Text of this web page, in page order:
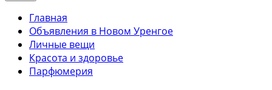
Главная
Объявления в Новом Уренгое
Личные вещи
Красота и здоровье
Парфюмерия